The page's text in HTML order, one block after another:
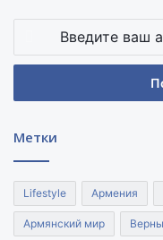
адрес
почты
Метки
Lifestyle Армения
Армянский мир